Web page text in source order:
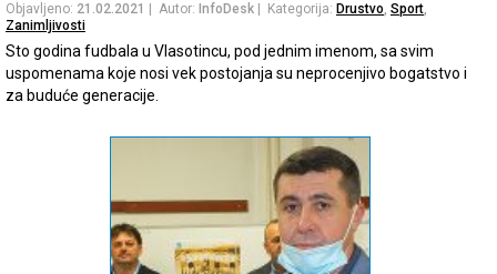
Objavljeno: 21.02.2021 | Autor: InfoDesk | Kategorija: Drustvo, Sport,
Zanimljivosti
Sto godina fudbala u Vlasotincu, pod jednim imenom, sa svim
uspomenama koje nosi vek postojanja su neprocenjivo bogatstvo i
za buduće generacije.